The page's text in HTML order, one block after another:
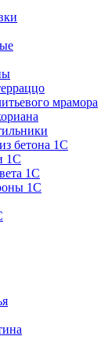
мрамора
бетона 1С
1С
1С
1С